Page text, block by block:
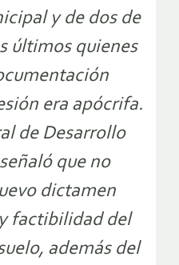
y de dos de
últimos quienes
era apócrifa.
de Desarrollo
que no
dictamen
factibilidad del
además del